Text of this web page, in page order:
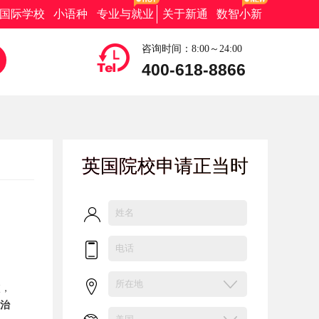
咨询时间：8:00～24:00
400-618-8866
际学校 小语种 专业与就业 关于新通 数智小新
英国院校申请正当时